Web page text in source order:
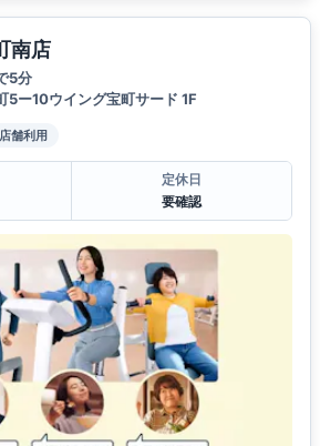
南店
5分
5ー10ウイング宝町サード 1F
舗利用
定休日
要確認